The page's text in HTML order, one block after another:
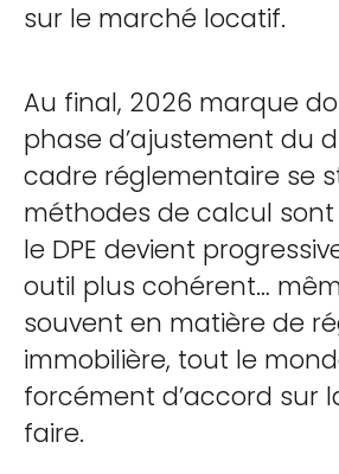
sur le marché locatif.
Au final, 2026 marque
phase d’ajustement du
cadre réglementaire se
méthodes de calcul
le DPE devient
outil plus cohérent…
souvent en matière de
immobilière, tout le
forcément d’accord sur
faire.